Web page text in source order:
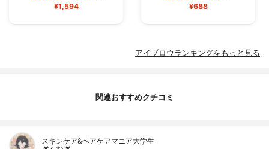
¥1,594 ¥688
アイブロウランキングをもっと見る
関連おすすめクチコミ
スキンケア&ヘアケアマニア大学生